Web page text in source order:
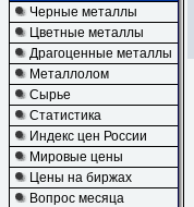
Черные металлы
Цветные металлы
Драгоценные металлы
Металлолом
Сырье
Статистика
Индекс цен России
Мировые цены
Цены на биржах
Вопрос месяца